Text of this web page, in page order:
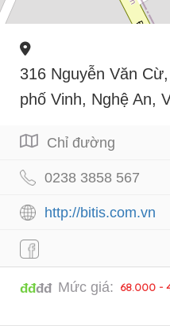
316 Nguyễn Văn
phố Vinh, Nghệ An,
Chỉ đường
0238 3858 567
http://bitis.com.vn
đđđđ Mức giá: 68.000 -